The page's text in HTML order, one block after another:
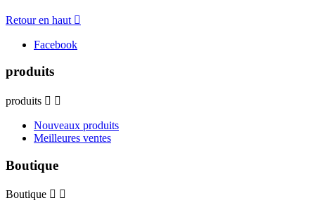
Retour en haut 
Facebook
produits
produits  
Nouveaux produits
Meilleures ventes
Boutique
Boutique  